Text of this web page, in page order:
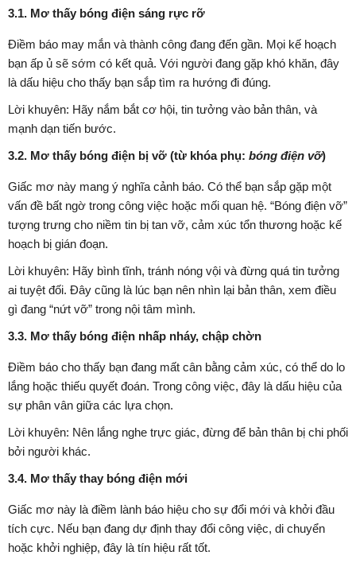
3.1. Mơ thấy bóng điện sáng rực rỡ
Điềm báo may mắn và thành công đang đến gần. Mọi kế hoạch
bạn ấp ủ sẽ sớm có kết quả. Với người đang gặp khó khăn, đây
là dấu hiệu cho thấy bạn sắp tìm ra hướng đi đúng.
Lời khuyên: Hãy nắm bắt cơ hội, tin tưởng vào bản thân, và
mạnh dạn tiến bước.
3.2. Mơ thấy bóng điện bị vỡ (từ khóa phụ: bóng điện vỡ)
Giấc mơ này mang ý nghĩa cảnh báo. Có thể bạn sắp gặp một
vấn đề bất ngờ trong công việc hoặc mối quan hệ. “Bóng điện vỡ”
tượng trưng cho niềm tin bị tan vỡ, cảm xúc tổn thương hoặc kế
hoạch bị gián đoạn.
Lời khuyên: Hãy bình tĩnh, tránh nóng vội và đừng quá tin tưởng
ai tuyệt đối. Đây cũng là lúc bạn nên nhìn lại bản thân, xem điều
gì đang “nứt vỡ” trong nội tâm mình.
3.3. Mơ thấy bóng điện nhấp nháy, chập chờn
Điềm báo cho thấy bạn đang mất cân bằng cảm xúc, có thể do lo
lắng hoặc thiếu quyết đoán. Trong công việc, đây là dấu hiệu của
sự phân vân giữa các lựa chọn.
Lời khuyên: Nên lắng nghe trực giác, đừng để bản thân bị chi phối
bởi người khác.
3.4. Mơ thấy thay bóng điện mới
Giấc mơ này là điềm lành báo hiệu cho sự đổi mới và khởi đầu
tích cực. Nếu bạn đang dự định thay đổi công việc, di chuyển
hoặc khởi nghiệp, đây là tín hiệu rất tốt.